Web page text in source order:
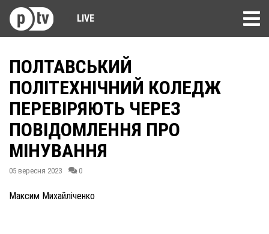
LIVE
ПОЛТАВСЬКИЙ
ПОЛІТЕХНІЧНИЙ КОЛЕДЖ
ПЕРЕВІРЯЮТЬ ЧЕРЕЗ
ПОВІДОМЛЕННЯ ПРО
МІНУВАННЯ
05 вересня 2023 0
Максим Михайліченко